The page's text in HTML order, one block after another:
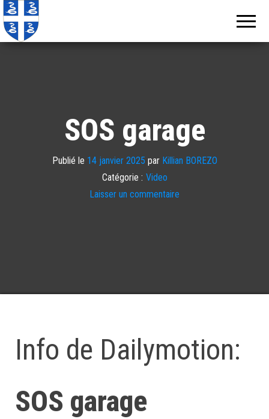
SOS garage
Publié le 14 janvier 2025 par Killian BOREZO
Catégorie : Video
Laisser un commentaire
Info de Dailymotion:
SOS garage